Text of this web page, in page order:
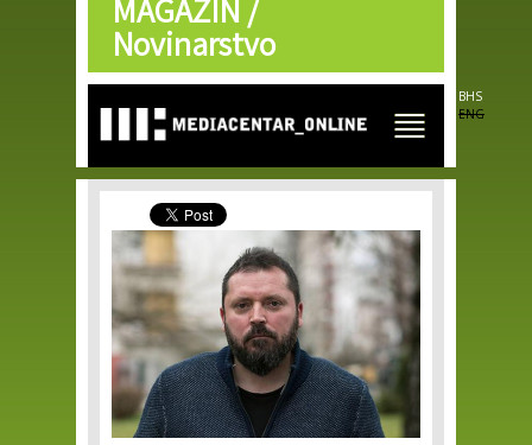
Skip to
main
content
MAGAZIN /
Novinarstvo
BHS
ENG